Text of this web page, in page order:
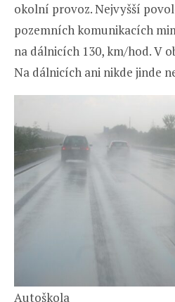
okolní provoz. Nejvyšší
pozemních komunikacích
na dálnicích 130, km/hod. V
Na dálnicích ani nikde jinde
Autoškola